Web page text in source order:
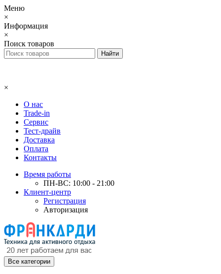
Меню
×
Информация
×
Поиск товаров
×
О нас
Trade-in
Сервис
Тест-драйв
Доставка
Оплата
Контакты
Время работы
ПН-ВС: 10:00 - 21:00
Клиент-центр
Регистрация
Авторизация
Все категории